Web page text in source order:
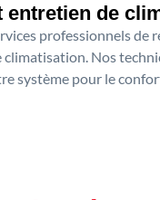
entretien de
professionnels de
climatisation. Nos
système pour le